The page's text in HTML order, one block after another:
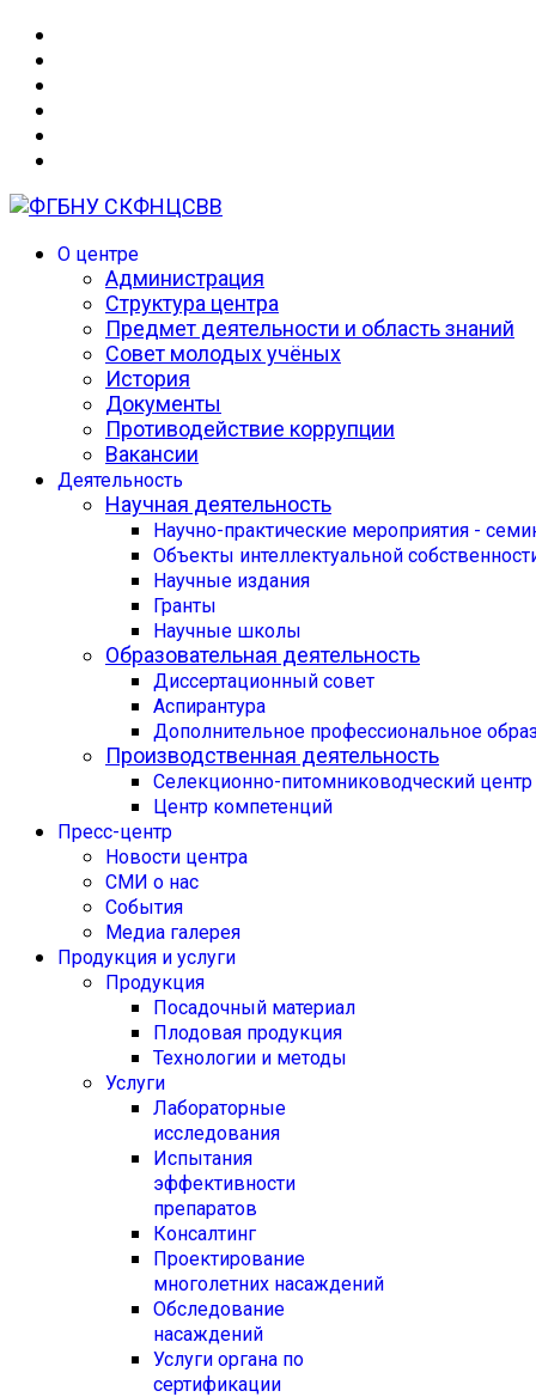
О центре
Администрация
Структура центра
Предмет деятельности и область знаний
Совет молодых учёных
История
Документы
Противодействие коррупции
Вакансии
Деятельность
Научная деятельность
Научно-практические мероприятия -
Объекты интеллектуальной
Научные издания
Гранты
Научные школы
Образовательная деятельность
Диссертационный совет
Аспирантура
Дополнительное профессиональное
Производственная деятельность
Селекционно-питомниководческий центр
Центр компетенций
Пресс-центр
Новости центра
СМИ о нас
События
Медиа галерея
Продукция и услуги
Продукция
Посадочный материал
Плодовая продукция
Технологии и методы
Услуги
Лабораторные
исследования
Испытания
эффективности
препаратов
Консалтинг
Проектирование
многолетних насаждений
Обследование
насаждений
Услуги органа по
сертификации